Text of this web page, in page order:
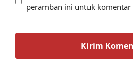
peramban ini untuk komentar